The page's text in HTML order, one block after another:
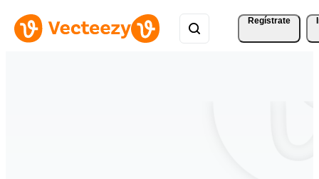
Regístrate